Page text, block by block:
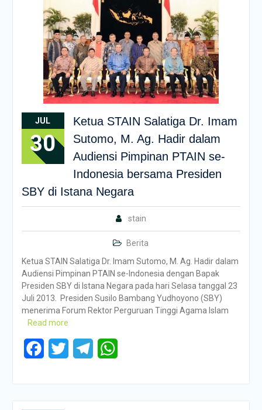
JUL
30
Ketua STAIN Salatiga Dr. Imam
Sutomo, M. Ag. Hadir dalam
Audiensi Pimpinan PTAIN se-
Indonesia bersama Presiden
SBY di Istana Negara
stain
Berita
Ketua STAIN Salatiga Dr. Imam Sutomo, M. Ag. Hadir dalam
Audiensi Pimpinan PTAIN se-Indonesia dengan Bapak
Presiden SBY di Istana Negara pada hari Selasa tanggal 23
Juli 2013. Presiden Susilo Bambang Yudhoyono (SBY)
menerima Forum Rektor Perguruan Tinggi Agama Islam
Read more
Facebook
Twitter Telegram